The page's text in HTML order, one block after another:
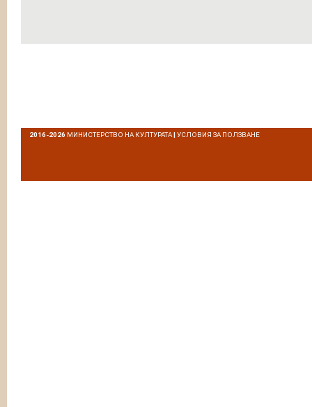
2016-2026 МИНИСТЕРСТВО НА КУЛТУРАТА|УСЛОВИЯ ЗА ПОЛЗВАНЕ